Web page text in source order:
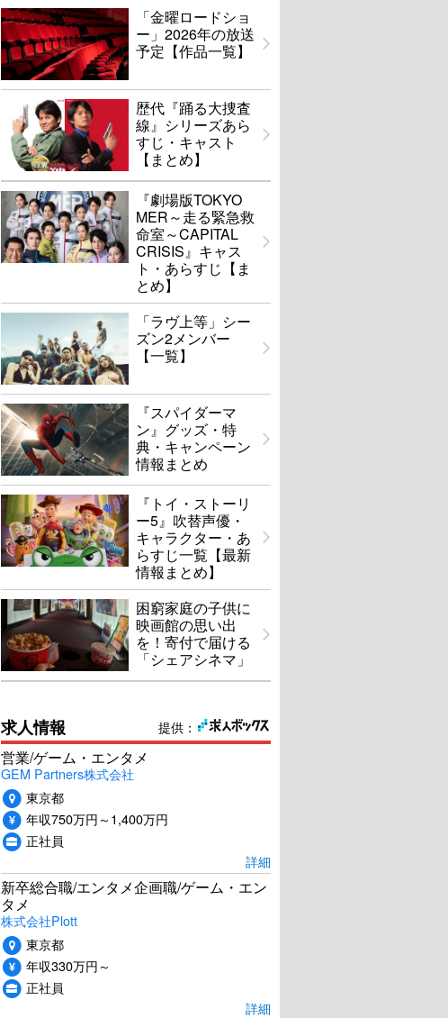
「金曜ロードショ
ー」2026年の放送
予定【作品一覧】
歴代『踊る大捜査
線』シリーズあら
すじ・キャスト
【まとめ】
『劇場版TOKYO
MER～走る緊急救
命室～CAPITAL
CRISIS』キャス
ト・あらすじ【ま
とめ】
「ラヴ上等」シー
ズン2メンバー
【一覧】
『スパイダーマ
ン』グッズ・特
典・キャンペーン
情報まとめ
『トイ・ストーリ
ー5』吹替声優・
キャラクター・あ
らすじ一覧【最新
情報まとめ】
困窮家庭の子供に
映画館の思い出
を！寄付で届ける
「シェアシネマ」
提供：
求人情報
営業/ゲーム・エンタメ
GEM Partners株式会社
東京都
年収750万円～1,400万円
正社員
詳細
新卒総合職/エンタメ企画職/ゲーム・エン
タメ
株式会社Plott
東京都
年収330万円～
正社員
詳細